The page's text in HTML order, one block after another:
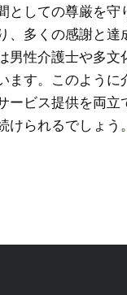
としての尊厳を
、多くの感謝と
男性介護士や多
ます。このように
ービス提供を両
られるでしょう。